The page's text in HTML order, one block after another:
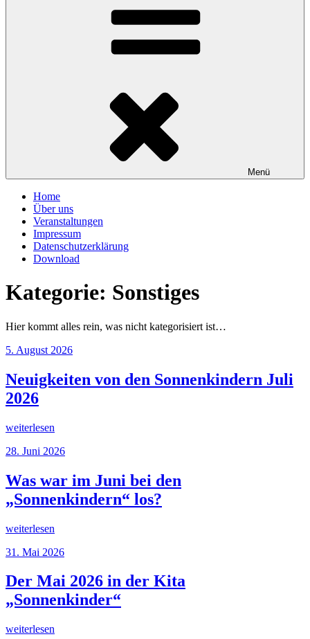
Menü
Home
Über uns
Veranstaltungen
Impressum
Datenschutzerklärung
Download
Kategorie: Sonstiges
Hier kommt alles rein, was nicht kategorisiert ist…
Veröffentlicht
5. August 2026
Neuigkeiten von den Sonnenkindern Juli
2026
„Neuigkeiten
den
Juli
2026“
weiterlesen
Veröffentlicht
28. Juni 2026
Was war im Juni bei den
„Sonnenkindern“ los?
„Was
im
bei
den
„Sonnenkindern“
weiterlesen
Veröffentlicht
31. Mai 2026
Der Mai 2026 in der Kita
„Sonnenkinder“
„Der
weiterlesen